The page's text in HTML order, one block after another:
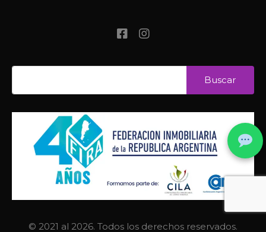
© 2021 al 2026. Todos los derechos reservados.